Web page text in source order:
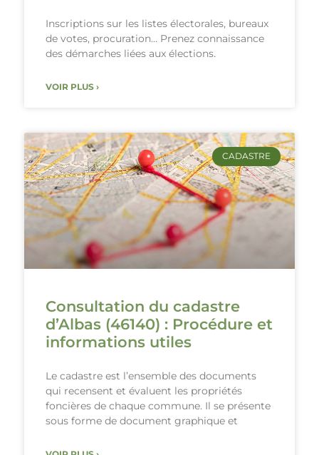
Inscriptions sur les listes électorales, bureaux
de votes, procuration… Prenez connaissance
des démarches liées aux élections.
VOIR PLUS ›
CADASTRE
Consultation du cadastre
d’Albas (46140) : Procédure et
informations utiles
Le cadastre est l’ensemble des documents
qui recensent et évaluent les propriétés
foncières de chaque commune. Il se présente
sous forme de document graphique et